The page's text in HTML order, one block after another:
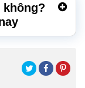
không?